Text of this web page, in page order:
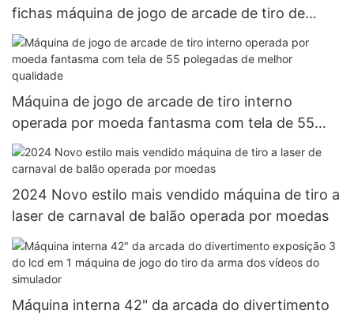
fichas máquina de jogo de arcade de tiro de
vídeo
Máquina de jogo de arcade de tiro interno
operada por moeda fantasma com tela de 55
polegadas de melhor qualidade
2024 Novo estilo mais vendido máquina de tiro a
laser de carnaval de balão operada por moedas
Máquina interna 42" da arcada do divertimento